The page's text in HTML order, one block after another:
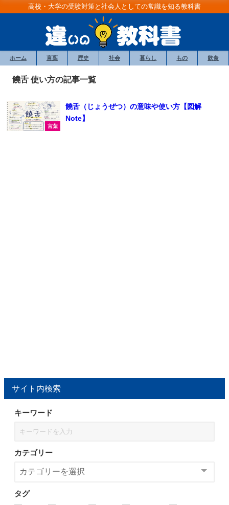
高校・大学の受験対策と社会人としての常識を知る教科書
ホーム 言葉 歴史 社会 暮らし もの 飲食
饒舌 使い方の記事一覧
言葉
饒舌（じょうぜつ）の意味や使い方【図解
Note】
サイト内検索
キーワード
カテゴリー
タグ